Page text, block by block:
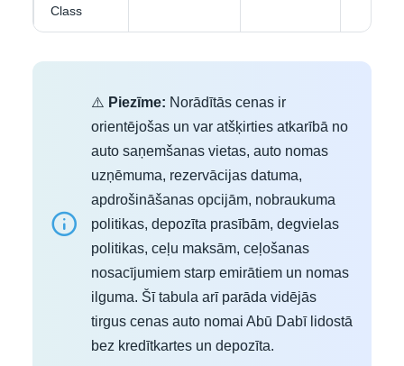
Class
⚠️ Piezīme: Norādītās cenas ir
orientējošas un var atšķirties atkarībā no
auto saņemšanas vietas, auto nomas
uzņēmuma, rezervācijas datuma,
apdrošināšanas opcijām, nobraukuma
politikas, depozīta prasībām, degvielas
politikas, ceļu maksām, ceļošanas
nosacījumiem starp emirātiem un nomas
ilguma. Šī tabula arī parāda vidējās
tirgus cenas auto nomai Abū Dabī lidostā
bez kredītkartes un depozīta.